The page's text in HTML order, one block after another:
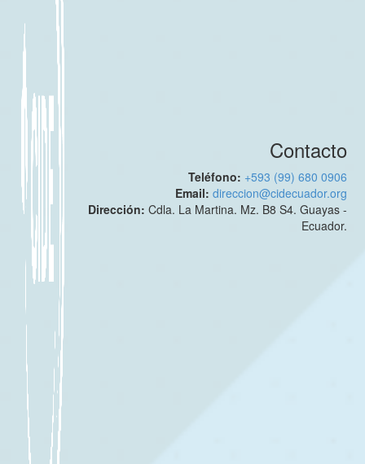
Contacto
Teléfono: +593 (99) 680 0906
Email:direccion@cidecuador.org
Dirección:Cdla. La Martina. Mz. B8 S4. Guayas -
Ecuador.